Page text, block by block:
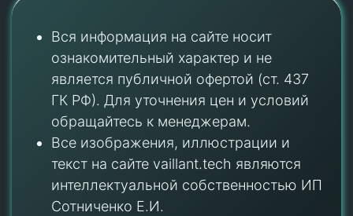
Вся информация на сайте носит
ознакомительный характер и не
является публичной офертой (ст. 437
ГК РФ). Для уточнения цен и условий
обращайтесь к менеджерам.
Все изображения, иллюстрации и
текст на сайте vaillant.tech являются
интеллектуальной собственностью ИП
Сотниченко Е.И.